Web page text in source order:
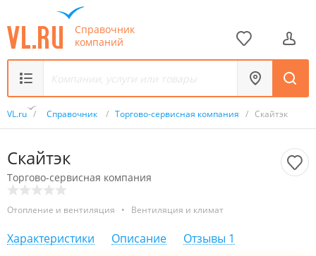
Справочник
компаний
VL.ru / Справочник / Торгово-сервисная компания / Скайтэк
Скайтэк
Торгово-сервисная компания
Отопление и вентиляция • Вентиляция и климат
Характеристики Описание Отзывы 1